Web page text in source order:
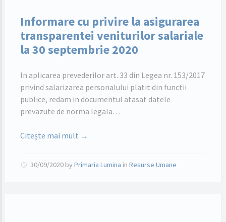
Informare cu privire la asigurarea
transparentei veniturilor salariale
la 30 septembrie 2020
In aplicarea prevederilor art. 33 din Legea nr. 153/2017
privind salarizarea personalului platit din functii
publice, redam in documentul atasat datele
prevazute de norma legala…
Citește mai mult →
30/09/2020 by Primaria Lumina in Resurse Umane